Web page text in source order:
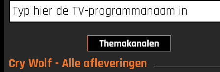
Cry Wolf - Alle afleveringen